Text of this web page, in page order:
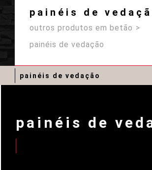
painéis de
outros produtos em betão
painéis de vedação
painéis de vedação
painéis de